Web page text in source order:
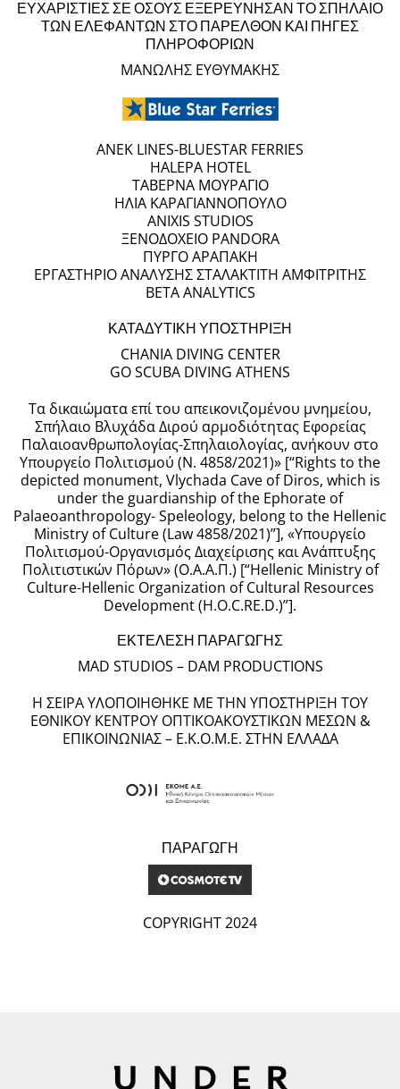
ΕΥΧΑΡΙΣΤΙΕΣ ΣΕ ΟΣΟΥΣ ΕΞΕΡΕΥΝΗΣΑΝ ΤΟ ΣΠΗΛΑΙΟ
ΤΩΝ ΕΛΕΦΑΝΤΩΝ ΣΤΟ ΠΑΡΕΛΘΟΝ ΚΑΙ ΠΗΓΕΣ
ΠΛΗΡΟΦΟΡΙΩΝ
ΜΑΝΩΛΗΣ ΕΥΘΥΜΑΚΗΣ
ANEK LINES-BLUESTAR FERRIES
HALEPA HOTEL
ΤΑΒΕΡΝΑ ΜΟΥΡΑΓΙΟ
ΗΛΙΑ ΚΑΡΑΓΙΑΝΝΟΠΟΥΛΟ
ANIXIS STUDIOS
ΞΕΝΟΔΟΧΕΙΟ PANDORA
ΠΥΡΓΟ ΑΡΑΠΑΚΗ
ΕΡΓΑΣΤΗΡΙΟ ΑΝΑΛΥΣΗΣ ΣΤΑΛΑΚΤΙΤΗ ΑΜΦΙΤΡΙΤΗΣ
BETA ANALYTICS
ΚΑΤΑΔΥΤΙΚΗ ΥΠΟΣΤΗΡΙΞΗ
CHANIA DIVING CENTER
GO SCUBA DIVING ATHENS
Τα δικαιώματα επί του απεικονιζομένου μνημείου,
Σπήλαιο Βλυχάδα Διρού αρμοδιότητας Εφορείας
Παλαιοανθρωπολογίας-Σπηλαιολογίας, ανήκουν στο
Υπουργείο Πολιτισμού (Ν. 4858/2021)» [“Rights to the
depicted monument, Vlychada Cave of Diros, which is
under the guardianship of the Ephorate of
Palaeoanthropology- Speleology, belong to the Hellenic
Ministry of Culture (Law 4858/2021)”], «Υπουργείο
Πολιτισμού-Οργανισμός Διαχείρισης και Ανάπτυξης
Πολιτιστικών Πόρων» (Ο.Α.Α.Π.) [“Hellenic Ministry of
Culture-Hellenic Organization of Cultural Resources
Development (H.O.C.RE.D.)”].
ΕΚΤΕΛΕΣΗ ΠΑΡΑΓΩΓΗΣ
MAD STUDIOS – DAM PRODUCTIONS
Η ΣΕΙΡΑ ΥΛΟΠΟΙΗΘΗΚΕ ΜΕ ΤΗΝ ΥΠΟΣΤΗΡΙΞΗ ΤΟΥ
ΕΘΝΙΚΟΥ ΚΕΝΤΡΟΥ ΟΠΤΙΚΟΑΚΟΥΣΤΙΚΩΝ ΜΕΣΩΝ &
ΕΠΙΚΟΙΝΩΝΙΑΣ – Ε.Κ.Ο.Μ.Ε. ΣΤΗΝ ΕΛΛΑΔΑ
ΠΑΡΑΓΩΓΗ
COPYRIGHT 2024